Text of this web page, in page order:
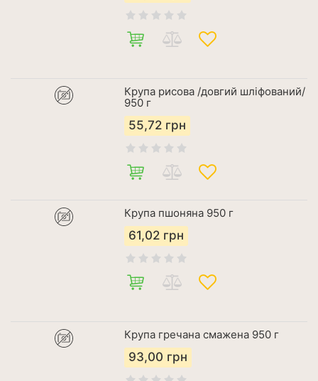
Крупа рисова /довгий шліфований/
950 г
55,72 грн
Крупа пшоняна 950 г
61,02 грн
Крупа гречана смажена 950 г
93,00 грн